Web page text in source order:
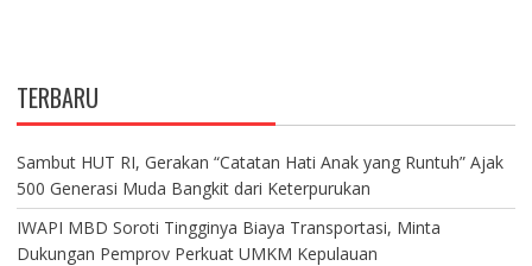
TERBARU
Sambut HUT RI, Gerakan “Catatan Hati Anak yang Runtuh” Ajak
500 Generasi Muda Bangkit dari Keterpurukan
IWAPI MBD Soroti Tingginya Biaya Transportasi, Minta
Dukungan Pemprov Perkuat UMKM Kepulauan